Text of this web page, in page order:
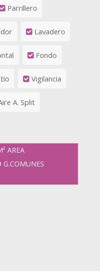
Parrillero
Lavadero
Fondo
Vigilancia
A. Split
AREA
G.COMUNES